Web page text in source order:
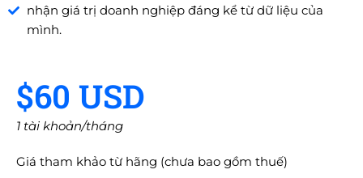
nhận giá trị doanh nghiệp đáng kể từ dữ liệu của
mình.
$60 USD
1 tài khoản/tháng
Giá tham khảo từ hãng (chưa bao gồm thuế)